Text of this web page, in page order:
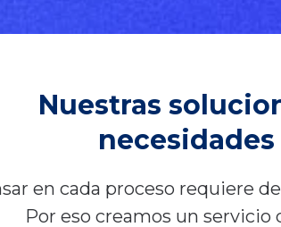
Nuestras
en cada proceso requiere
Por eso creamos un servicio